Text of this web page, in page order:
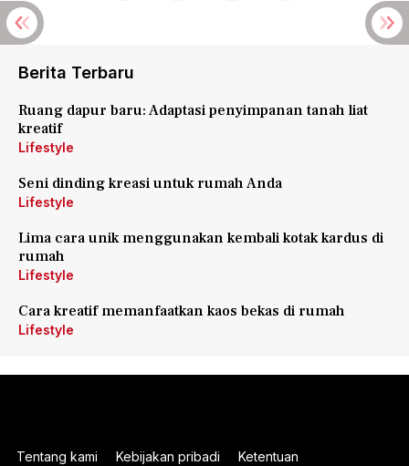
Berita Terbaru
Ruang dapur baru: Adaptasi penyimpanan tanah liat
kreatif
Lifestyle
Seni dinding kreasi untuk rumah Anda
Lifestyle
Lima cara unik menggunakan kembali kotak kardus di
rumah
Lifestyle
Cara kreatif memanfaatkan kaos bekas di rumah
Lifestyle
Tentang kami Kebijakan pribadi Ketentuan